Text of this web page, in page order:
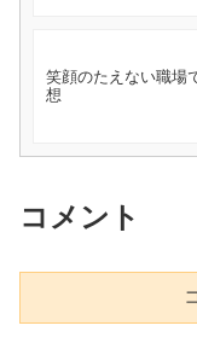
笑顔のたえない職場
想
コメント